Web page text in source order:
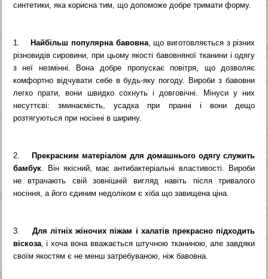
синтетики, яка корисна тим, що допоможе добре тримати форму.
1. Найбільш популярна бавовна, що виготовляється з різних
різновидів сировини, при цьому якості бавовняної тканини і одягу
з неї незмінні. Вона добре пропускає повітря, що дозволяє
комфортно відчувати себе в будь-яку погоду. Вироби з бавовни
легко прати, вони швидко сохнуть і довговічні. Мінуси у них
несуттєві: зминаємість, усадка при пранні і вони дещо
розтягуються при носінні в ширину.
2.
Прекрасним матеріалом для домашнього одягу служить
бамбук. Він якісний, має антибактеріальні властивості. Вироби
не втрачають свій зовнішній вигляд навіть після тривалого
носіння, а його єдиним недоліком є хіба що завищена ціна.
3. Для літніх жіночих піжам і халатів прекрасно підходить
віскоза, і хоча вона вважається штучною тканиною, але завдяки
своїм якостям є не менш затребуваною, ніж бавовна.